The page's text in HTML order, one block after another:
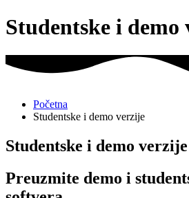
Studentske i demo
Početna
Studentske i demo verzije
Studentske i demo verzije
Preuzmite demo i